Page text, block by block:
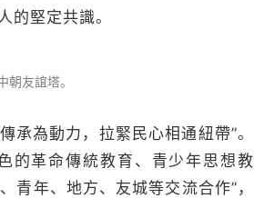
堅定共識。
友誼塔。
為動力，拉緊民心相通紐帶”。
的革命傳統教育、青少年思想教
青年、地方、友城等交流合作”，